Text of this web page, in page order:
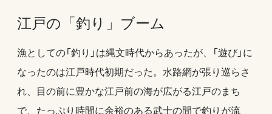
江戸の「釣り」ブーム
漁としての「釣り」は縄文時代からあったが、「遊び」に
なったのは江戸時代初期だった。水路網が張り巡らさ
れ、目の前に豊かな江戸前の海が広がる江戸のまち
で、たっぷり時間に余裕のある武士の間で釣りが流